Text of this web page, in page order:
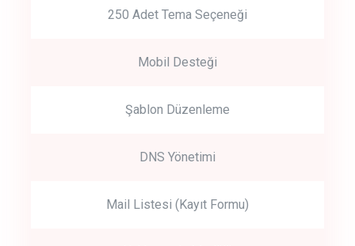
250 Adet Tema Seçeneği
Mobil Desteği
Şablon Düzenleme
DNS Yönetimi
Mail Listesi (Kayıt Formu)